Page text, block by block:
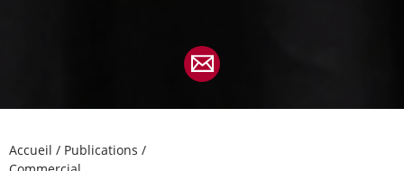
Accueil / Publications /